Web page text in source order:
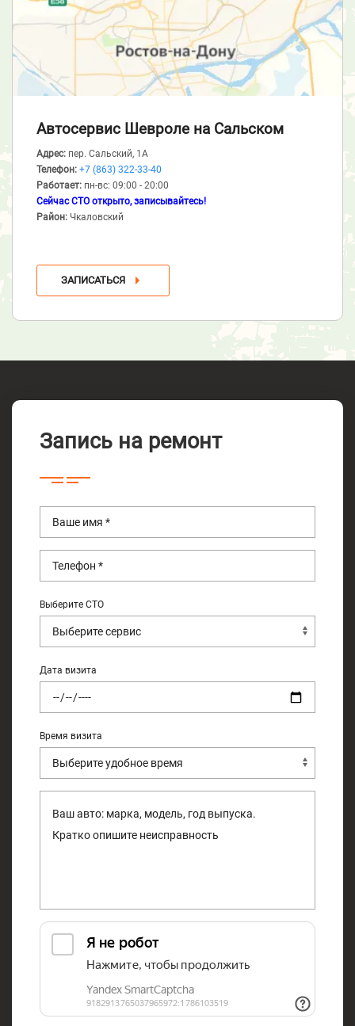
Автосервис Шевроле на Сальском
Адрес: пер. Сальский, 1А
Телефон: +7 (863) 322-33-40
Работает: пн-вс: 09:00 - 20:00
Сейчас СТО открыто, записывайтесь!
Район: Чкаловский
ЗАПИСАТЬСЯ
Запись на ремонт
Выберите СТО
Дата визита
Время визита